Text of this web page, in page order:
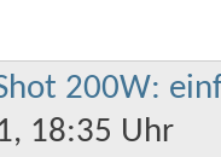
200W:
18:35 Uhr